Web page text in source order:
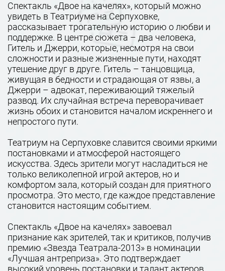
Спектакль «Двое на качелях», который можно
увидеть в Театриуме на Серпуховке,
рассказывает трогательную историю о любви и
поддержке. В центре сюжета – два человека,
Гитель и Джерри, которые, несмотря на свои
сложности и разные жизненные пути, находят
утешение друг в друге. Гитель – танцовщица,
живущая в бедности и страдающая от язвы, а
Джерри – адвокат, переживающий тяжелый
развод. Их случайная встреча переворачивает
жизнь обоих и становится началом искреннего и
непростого пути.
Театриум на Серпуховке славится своими яркими
постановками и атмосферой настоящего
искусства. Здесь зрители могут насладиться не
только великолепной игрой актеров, но и
комфортом зала, который создан для приятного
просмотра. Это место, где каждое представление
становится настоящим событием.
Спектакль «Двое на качелях» завоевал
признание как зрителей, так и критиков, получив
премию «Звезда Театрала-2013» в номинации
«Лучшая антреприза». Это подтверждает
высокий уровень постановки и талант актеров,